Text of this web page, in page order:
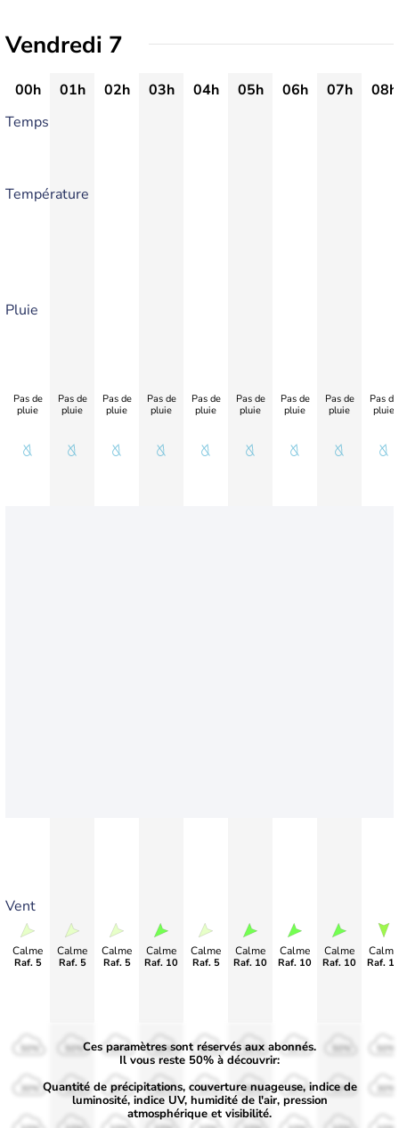
Vendredi 7
00h 01h 02h 03h 04h 05h 06h 07h
08h
Temps
Température
Pluie
Vent
Pas de
pluie
Calme
Raf. 5
Pas de
pluie
Calme
Raf. 5
Pas de
pluie
Calme
Raf. 5
Pas de
pluie
Calme
Raf. 10
Pas de
pluie
Calme
Raf. 5
Pas de
pluie
Calme
Raf. 10
Pas de
pluie
Calme
Raf. 10
Pas de
pluie
Calme
Raf. 10
Pas de
pluie
Calme
Raf.
50%
30%
50%
30%
50%
30%
50%
30%
50%
30%
50%
30%
50%
30% 30% 30%
Ces paramètres sont réservés aux abonnés.
Il vous reste 50% à découvrir:
Quantité de précipitations, couverture nuageuse, indice de
luminosité, indice UV, humidité de l'air, pression
atmosphérique et visibilité.